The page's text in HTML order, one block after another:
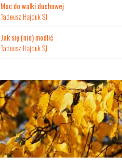
Moc do walki duchowej
Tadeusz Hajduk SJ
Jak się (nie) modlić
Tadeusz Hajduk SJ